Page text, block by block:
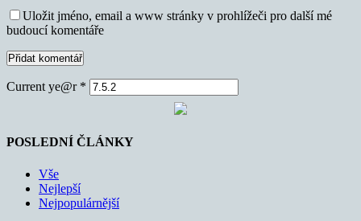
Uložit jméno, email a www stránky v prohlížeči pro další mé
budoucí komentáře
Current ye@r *
POSLEDNÍ ČLÁNKY
Vše
Nejlepší
Nejpopulárnější